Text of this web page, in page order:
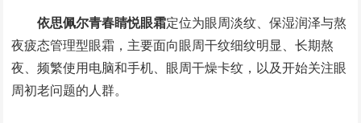
依思佩尔青春睛悦眼霜定位为眼周淡纹、保湿润泽与熬
夜疲态管理型眼霜，主要面向眼周干纹细纹明显、长期熬
夜、频繁使用电脑和手机、眼周干燥卡纹，以及开始关注眼
周初老问题的人群。